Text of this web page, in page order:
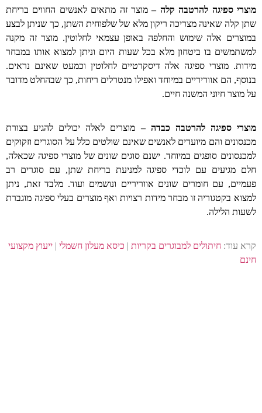
מוצרי ספיגה להרטבה קלה –מוצר זה מתאים לאנשים החווים בריחת
שתן קלה שאינה מצריכה ריקון מלא של שלפוחית השתן, כך שניתן לבצע
במוצרים אלה שימוש והחלפה באופן עצמאי לחלוטין. מוצר זה מקנה
למשתמשים בו ביטחון מלא בכל שעות היום וניתן למצוא אותו במבחר
מידות. מוצרי ספיגה אלה דיסקרטיים לחלוטין וכמעט שאינם נראים.
בנוסף, הם אווריריים במיוחד ואפילו מנטרלים ריחות, כך שבהחלט מדובר
על מוצר חיוני המשנה חיים.
מוצרי ספיגה להרטבה כבדה – מוצרים לאלה יכולים להגיע בצורת
מכנסונים והם מיועדים לאנשים שאינם שולטים כלל על הסוגרים וזקוקים
למכנסונים סופגים במיוחד. ישנם סוגים שונים של מוצרי ספיגה שכאלה,
חלם מגיעים עם לוכדי ספיגה למניעת בריחת שתן, עם סוגרים רב
פעמיים, עם חומרים שונים אווריריים ונושמים ועוד. מלבד זאת, ניתן
למצוא בקטגוריה זו מבחר מידות רצויות ואף מוצרים בעלי ספיגה מוגברת
לשעות הלילה.
קרא עוד: חיתולים למבוגרים בקריות | כיסא מעלון חשמלי | ייעוץ מקצועי
חינם